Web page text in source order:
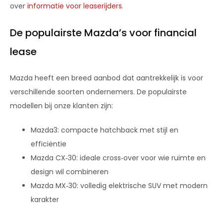
over informatie voor leaserijders.
De populairste Mazda’s voor financial
lease
Mazda heeft een breed aanbod dat aantrekkelijk is voor
verschillende soorten ondernemers. De populairste
modellen bij onze klanten zijn:
Mazda3: compacte hatchback met stijl en
efficiëntie
Mazda CX‑30: ideale cross‑over voor wie ruimte en
design wil combineren
Mazda MX‑30: volledig elektrische SUV met modern
karakter